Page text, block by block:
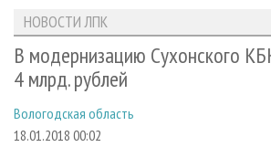
ЛЕСОЗАГОТОВКА
ЛЕСОПИЛЕНИЕ
СУШКА ДРЕВЕСИНЫ
НОВОСТИ ЛПК
НОВОСТИ ЖУРНАЛА
ПРОЕКТЫ ЛПИ
АНАЛИТИКА
ПРЕДПРИЯТИЯ ЛПК
ПЕРСОНЫ
АРХИВ ЖУРНАЛОВ
О ЖУРНАЛЕ
ПОДПИСКА
КОНТАКТЫ
РЕКЛАМОДАТЕЛЯМ
РЕКЛАМА
НОВОСТИ ЛПК
В модернизацию Сухонского
4 млрд. рублей
Вологодская область
18.01.2018 00:02